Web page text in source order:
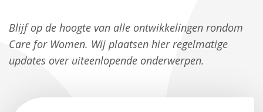
Blijf op de hoogte van alle ontwikkelingen rondom
Care for Women. Wij plaatsen hier regelmatige
updates over uiteenlopende onderwerpen.